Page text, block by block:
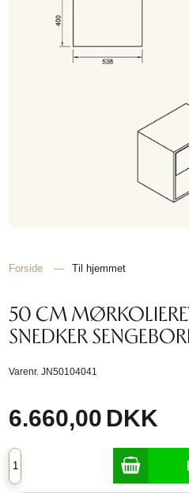
Forside — Til hjemmet
50 CM
SNEDKER
Varenr.JN50104041
6.660,00 DKK